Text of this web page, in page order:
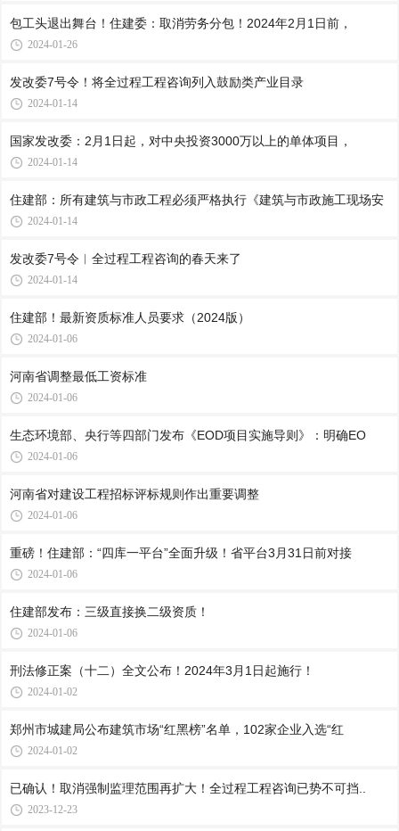
包工头退出舞台！住建委：取消劳务分包！2024年2月1日前，
2024-01-26
发改委7号令！将全过程工程咨询列入鼓励类产业目录
2024-01-14
国家发改委：2月1日起，对中央投资3000万以上的单体项目，
2024-01-14
住建部：所有建筑与市政工程必须严格执行《建筑与市政施工现场安
2024-01-14
发改委7号令︱全过程工程咨询的春天来了
2024-01-14
住建部！最新资质标准人员要求（2024版）
2024-01-06
河南省调整最低工资标准
2024-01-06
生态环境部、央行等四部门发布《EOD项目实施导则》：明确EO
2024-01-06
河南省对建设工程招标评标规则作出重要调整
2024-01-06
重磅！住建部：“四库一平台”全面升级！省平台3月31日前对接
2024-01-06
住建部发布：三级直接换二级资质！
2024-01-06
刑法修正案（十二）全文公布！2024年3月1日起施行！
2024-01-02
郑州市城建局公布建筑市场“红黑榜”名单，102家企业入选“红
2024-01-02
已确认！取消强制监理范围再扩大！全过程工程咨询已势不可挡..
2023-12-23